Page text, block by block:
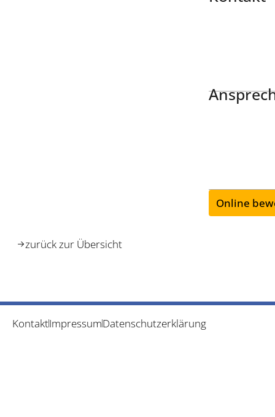
Online
zurück zur Übersicht
KontaktImpressumDatenschutzerklärung